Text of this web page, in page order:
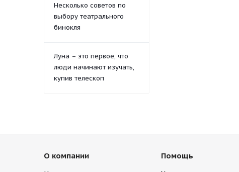
Несколько советов по
выбору театрального
бинокля
Луна – это первое, что
люди начинают изучать,
купив телескоп
О компании Помощь